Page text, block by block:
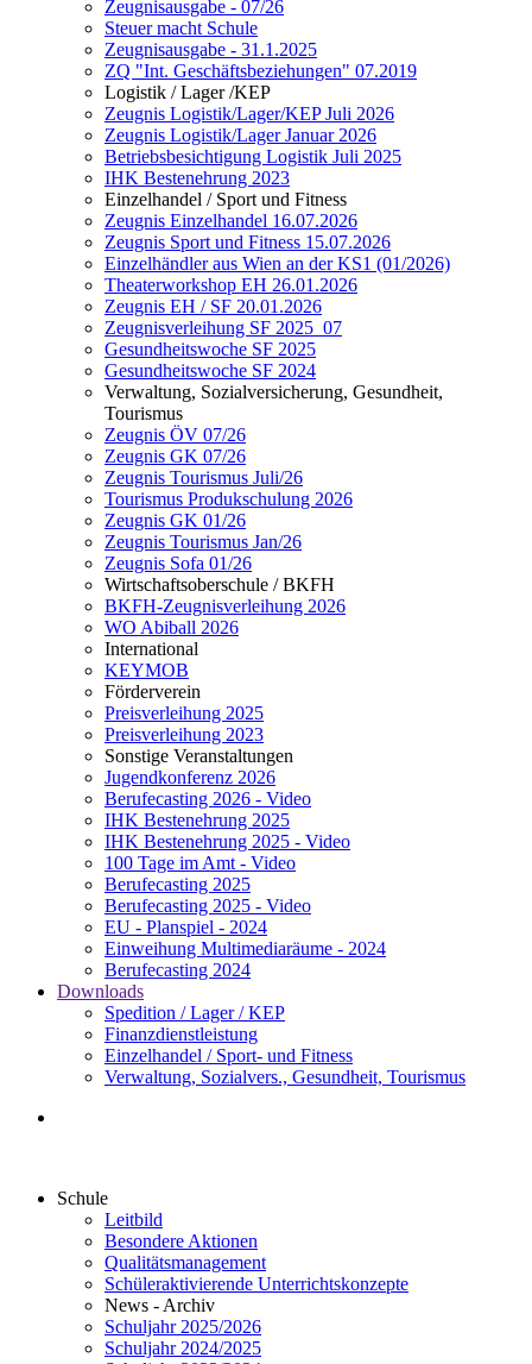
Zeugnisausgabe - 07/26
Steuer macht Schule
Zeugnisausgabe - 31.1.2025
ZQ "Int. Geschäftsbeziehungen" 07.2019
Logistik / Lager /KEP
Zeugnis Logistik/Lager/KEP Juli 2026
Zeugnis Logistik/Lager Januar 2026
Betriebsbesichtigung Logistik Juli 2025
IHK Bestenehrung 2023
Einzelhandel / Sport und Fitness
Zeugnis Einzelhandel 16.07.2026
Zeugnis Sport und Fitness 15.07.2026
Einzelhändler aus Wien an der KS1 (01/2026)
Theaterworkshop EH 26.01.2026
Zeugnis EH / SF 20.01.2026
Zeugnisverleihung SF 2025_07
Gesundheitswoche SF 2025
Gesundheitswoche SF 2024
Verwaltung, Sozialversicherung, Gesundheit,
Tourismus
Zeugnis ÖV 07/26
Zeugnis GK 07/26
Zeugnis Tourismus Juli/26
Tourismus Produkschulung 2026
Zeugnis GK 01/26
Zeugnis Tourismus Jan/26
Zeugnis Sofa 01/26
Wirtschaftsoberschule / BKFH
BKFH-Zeugnisverleihung 2026
WO Abiball 2026
International
KEYMOB
Förderverein
Preisverleihung 2025
Preisverleihung 2023
Sonstige Veranstaltungen
Jugendkonferenz 2026
Berufecasting 2026 - Video
IHK Bestenehrung 2025
IHK Bestenehrung 2025 - Video
100 Tage im Amt - Video
Berufecasting 2025
Berufecasting 2025 - Video
EU - Planspiel - 2024
Einweihung Multimediaräume - 2024
Berufecasting 2024
Downloads
Spedition / Lager / KEP
Finanzdienstleistung
Einzelhandel / Sport- und Fitness
Verwaltung, Sozialvers., Gesundheit, Tourismus
Schule
Leitbild
Besondere Aktionen
Qualitätsmanagement
Schüleraktivierende Unterrichtskonzepte
News - Archiv
Schuljahr 2025/2026
Schuljahr 2024/2025